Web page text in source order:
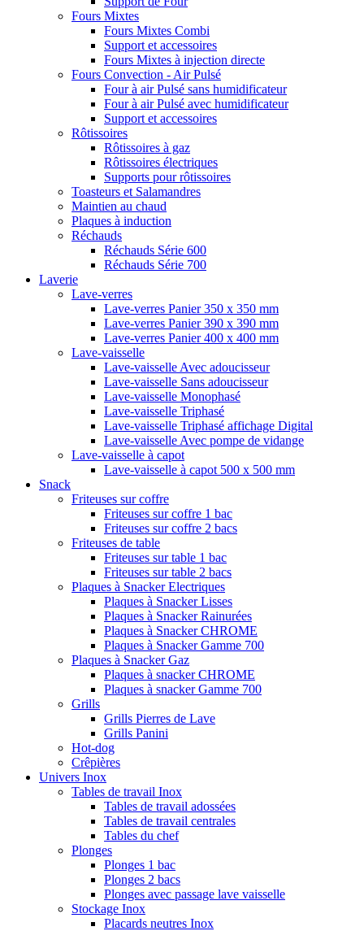
Fours Mixtes
Fours Mixtes Combi
Support et accessoires
Fours Mixtes à injection directe
Fours Convection - Air Pulsé
Four à air Pulsé sans humidificateur
Four à air Pulsé avec humidificateur
Support et accessoires
Rôtissoires
Rôtissoires à gaz
Rôtissoires électriques
Supports pour rôtissoires
Toasteurs et Salamandres
Maintien au chaud
Plaques à induction
Réchauds
Réchauds Série 600
Réchauds Série 700
Laverie
Lave-verres
Lave-verres Panier 350 x 350 mm
Lave-verres Panier 390 x 390 mm
Lave-verres Panier 400 x 400 mm
Lave-vaisselle
Lave-vaisselle Avec adoucisseur
Lave-vaisselle Sans adoucisseur
Lave-vaisselle Monophasé
Lave-vaisselle Triphasé
Lave-vaisselle Triphasé affichage Digital
Lave-vaisselle Avec pompe de vidange
Lave-vaisselle à capot
Lave-vaisselle à capot 500 x 500 mm
Snack
Friteuses sur coffre
Friteuses sur coffre 1 bac
Friteuses sur coffre 2 bacs
Friteuses de table
Friteuses sur table 1 bac
Friteuses sur table 2 bacs
Plaques à Snacker Electriques
Plaques à Snacker Lisses
Plaques à Snacker Rainurées
Plaques à Snacker CHROME
Plaques à Snacker Gamme 700
Plaques à Snacker Gaz
Plaques à snacker CHROME
Plaques à snacker Gamme 700
Grills
Grills Pierres de Lave
Grills Panini
Hot-dog
Crêpières
Univers Inox
Tables de travail Inox
Tables de travail adossées
Tables de travail centrales
Tables du chef
Plonges
Plonges 1 bac
Plonges 2 bacs
Plonges avec passage lave vaisselle
Stockage Inox
Placards neutres Inox